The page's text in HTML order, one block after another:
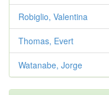
Robiglio, Valentina
Thomas, Evert
Watanabe, Jorge